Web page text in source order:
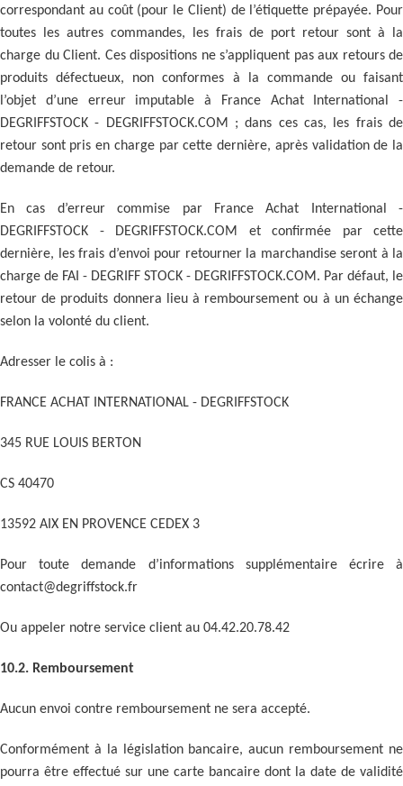
correspondant au coût (pour le Client) de l’étiquette prépayée. Pour
toutes les autres commandes, les frais de port retour sont à la
charge du Client. Ces dispositions ne s’appliquent pas aux retours de
produits défectueux, non conformes à la commande ou faisant
l’objet d’une erreur imputable à France Achat International -
DEGRIFFSTOCK - DEGRIFFSTOCK.COM ; dans ces cas, les frais de
retour sont pris en charge par cette dernière, après validation de la
demande de retour.
En cas d’erreur commise par France Achat International -
DEGRIFFSTOCK - DEGRIFFSTOCK.COM et confirmée par cette
dernière, les frais d’envoi pour retourner la marchandise seront à la
charge de FAI - DEGRIFF STOCK - DEGRIFFSTOCK.COM. Par défaut, le
retour de produits donnera lieu à remboursement ou à un échange
selon la volonté du client.
Adresser le colis à :
FRANCE ACHAT INTERNATIONAL - DEGRIFFSTOCK
345 RUE LOUIS BERTON
CS 40470
13592 AIX EN PROVENCE CEDEX 3
Pour toute demande d’informations supplémentaire écrire à
contact@degriffstock.fr
Ou appeler notre service client au 04.42.20.78.42
10.2. Remboursement
Aucun envoi contre remboursement ne sera accepté.
Conformément à la législation bancaire, aucun remboursement ne
pourra être effectué sur une carte bancaire dont la date de validité